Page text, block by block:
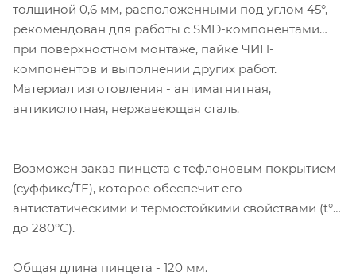
толщиной 0,6 мм, расположенными под углом 45°,
рекомендован для работы c SMD-компонентами
при поверхностном монтаже, пайке ЧИП-
компонентов и выполнении других работ.
Материал изготовления - антимагнитная,
антикислотная, нержавеющая сталь.
Возможен заказ пинцета с тефлоновым покрытием
(суффикс/TE), которое обеспечит его
антистатическими и термостойкими свойствами (t°
до 280°C).
Общая длина пинцета - 120 мм.